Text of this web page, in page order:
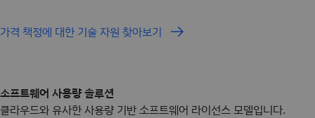
가격 책정에 대한 기술 자원 찾아보기
소프트웨어 사용량 솔루션
클라우드와 유사한 사용량 기반 소프트웨어 라이선스 모델입니다.